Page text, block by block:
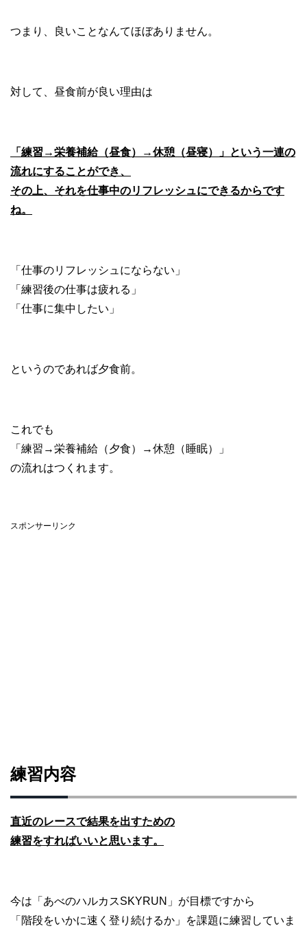
つまり、良いことなんてほぼありません。
対して、昼食前が良い理由は
「練習→栄養補給（昼食）→休憩（昼寝）」 という一連の
流れにすることができ、
その上、それを仕事中のリフレッシュにできるからです
ね。
「仕事のリフレッシュにならない」
「練習後の仕事は疲れる」
「仕事に集中したい」
というのであれば夕食前。
これでも
「練習→栄養補給（夕食）→休憩（睡眠）」
の流れはつくれます。
スポンサーリンク
練習内容
直近のレースで結果を出すための
練習をすればいいと思います。
今は「あべのハルカスSKYRUN」が目標ですから
「階段をいかに速く登り続けるか」を課題に練習していま